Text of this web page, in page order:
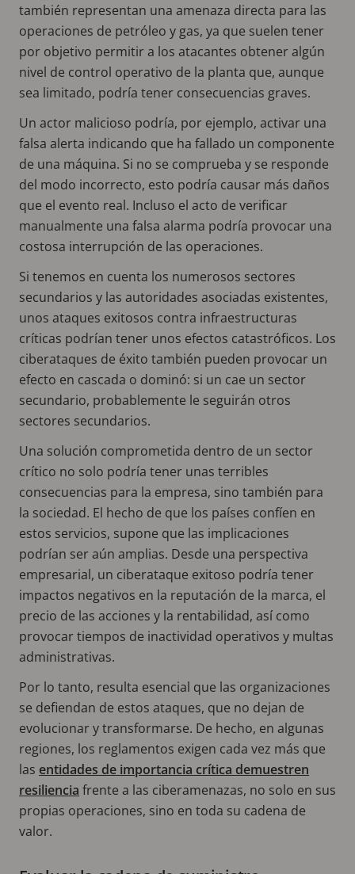
también representan una amenaza directa para las
operaciones de petróleo y gas, ya que suelen tener
por objetivo permitir a los atacantes obtener algún
nivel de control operativo de la planta que, aunque
sea limitado, podría tener consecuencias graves.
Un actor malicioso podría, por ejemplo, activar una
falsa alerta indicando que ha fallado un componente
de una máquina. Si no se comprueba y se responde
del modo incorrecto, esto podría causar más daños
que el evento real. Incluso el acto de verificar
manualmente una falsa alarma podría provocar una
costosa interrupción de las operaciones.
Si tenemos en cuenta los numerosos sectores
secundarios y las autoridades asociadas existentes,
unos ataques exitosos contra infraestructuras
críticas podrían tener unos efectos catastróficos. Los
ciberataques de éxito también pueden provocar un
efecto en cascada o dominó: si un cae un sector
secundario, probablemente le seguirán otros
sectores secundarios.
Una solución comprometida dentro de un sector
crítico no solo podría tener unas terribles
consecuencias para la empresa, sino también para
la sociedad. El hecho de que los países confíen en
estos servicios, supone que las implicaciones
podrían ser aún amplias. Desde una perspectiva
empresarial, un ciberataque exitoso podría tener
impactos negativos en la reputación de la marca, el
precio de las acciones y la rentabilidad, así como
provocar tiempos de inactividad operativos y multas
administrativas.
Por lo tanto, resulta esencial que las organizaciones
se defiendan de estos ataques, que no dejan de
evolucionar y transformarse. De hecho, en algunas
regiones, los reglamentos exigen cada vez más que
las entidades de importancia crítica demuestren
resiliencia frente a las ciberamenazas, no solo en sus
propias operaciones, sino en toda su cadena de
valor.